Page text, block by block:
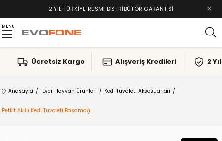
2 YIL TÜRKIYE RESMI DISTRIBÜTÖR GARANTISI
TAKSIT İMKANLARI, ALIŞVERIŞ KREDILERI ×
MENU
Ücretsiz Kargo Alışveriş Kredileri 2
Anasayfa Evcil Hayvan Ürünleri Kedi Tuvaleti Aksesuarları
Petkit Akıllı Kedi Tuvaleti Basamağı